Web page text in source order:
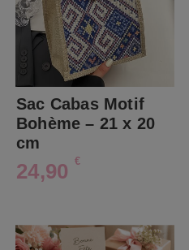
Sac Cabas Motif
Bohème – 21 x 20
cm
24,90 €